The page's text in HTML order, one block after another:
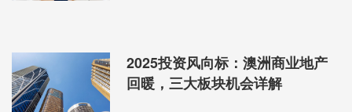
2025投资风向标：澳洲商业地产
回暖，三大板块机会详解